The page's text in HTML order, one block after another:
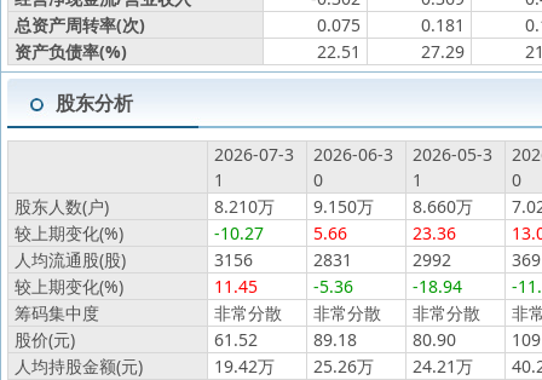
总资产周转率(次)
0.075 0.181
资产负债率(%)
22.51 27.29
股东分析
2026-07-3
1
2026-06-3
0
2026-05-3
1
0
股东人数(户)
8.210万 9.150万 8.660万
较上期变化(%)
-10.27 5.66 23.36
人均流通股(股)
3156 2831 2992
较上期变化(%)
11.45 -5.36 -18.94
-
筹码集中度
非常分散 非常分散 非常分散
非
股价(元)
61.52 89.18 80.90
人均持股金额(元)
19.42万 25.26万 24.21万